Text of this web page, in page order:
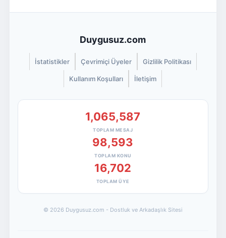
Duygusuz.com
İstatistikler Çevrimiçi Üyeler Gizlilik Politikası
Kullanım Koşulları İletişim
1,065,587
TOPLAM MESAJ
98,593
TOPLAM KONU
16,702
TOPLAM ÜYE
© 2026 Duygusuz.com - Dostluk ve Arkadaşlık Sitesi